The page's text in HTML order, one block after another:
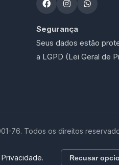
Segurança
Seus dados estão
a LGPD (Lei Geral de
76. Todos os direitos
Recusar